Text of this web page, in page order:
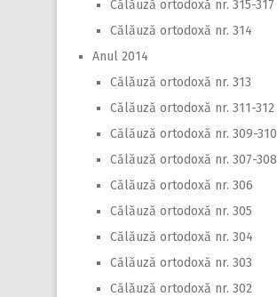
Călăuză ortodoxă nr. 315-317
Călăuză ortodoxă nr. 314
Anul 2014
Călăuză ortodoxă nr. 313
Călăuză ortodoxă nr. 311-312
Călăuză ortodoxă nr. 309-310
Călăuză ortodoxă nr. 307-308
Călăuză ortodoxă nr. 306
Călăuză ortodoxă nr. 305
Călăuză ortodoxă nr. 304
Călăuză ortodoxă nr. 303
Călăuză ortodoxă nr. 302